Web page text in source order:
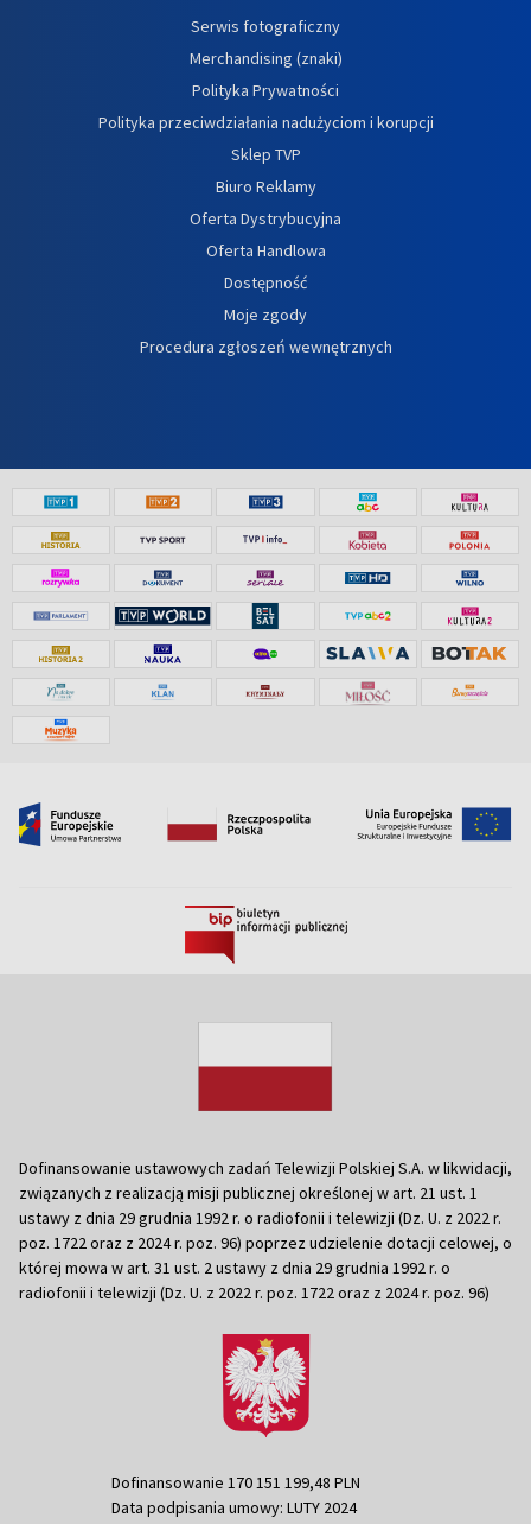
Serwis fotograficzny
Merchandising (znaki)
Polityka Prywatności
Polityka przeciwdziałania nadużyciom i korupcji
Sklep TVP
Biuro Reklamy
Oferta Dystrybucyjna
Oferta Handlowa
Dostępność
Moje zgody
Procedura zgłoszeń wewnętrznych
Dofinansowanie ustawowych zadań Telewizji Polskiej S.A. w likwidacji,
związanych z realizacją misji publicznej określonej w art. 21 ust. 1
ustawy z dnia 29 grudnia 1992 r. o radiofonii i telewizji (Dz. U. z 2022 r.
poz. 1722 oraz z 2024 r. poz. 96) poprzez udzielenie dotacji celowej, o
której mowa w art. 31 ust. 2 ustawy z dnia 29 grudnia 1992 r. o
radiofonii i telewizji (Dz. U. z 2022 r. poz. 1722 oraz z 2024 r. poz. 96)
Dofinansowanie 170 151 199,48 PLN
Data podpisania umowy: LUTY 2024